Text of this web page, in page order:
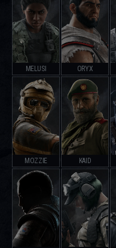
MELUSI ORYX
MOZZIE KAID